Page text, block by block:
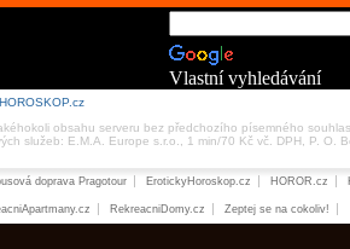
Vlastní vyhledávání
obsahu serveru bez předchozího písemného
služeb: E.M.A. Europe s.r.o., 1 min/70 Kč vč. DPH, P. O.
doprava Pragotour ErotickyHoroskop.cz HOROR.cz
RekreacniDomy.cz Zeptej se na cokoliv!